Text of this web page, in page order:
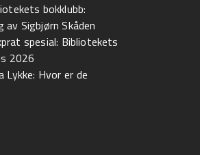
bokklubb:
av Sigbjørn Skåden
spesial: Bibliotekets
2026
Lykke: Hvor er de